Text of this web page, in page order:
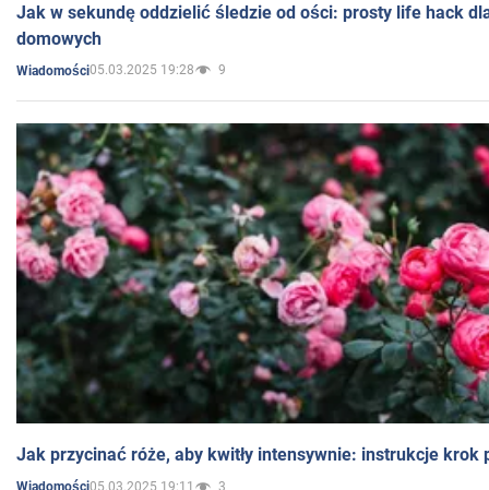
Jak w sekundę oddzielić śledzie od ości: prosty life hack
domowych
Wiadomości05.03.2025 19:28 9
Jak przycinać róże, aby kwitły intensywnie: instrukcje krok
Wiadomości05.03.2025 19:11 3